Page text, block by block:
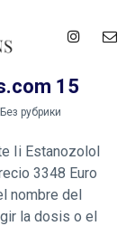
15
рубрики
Ii Estanozolol
3348 Euro
nombre del
la dosis o el